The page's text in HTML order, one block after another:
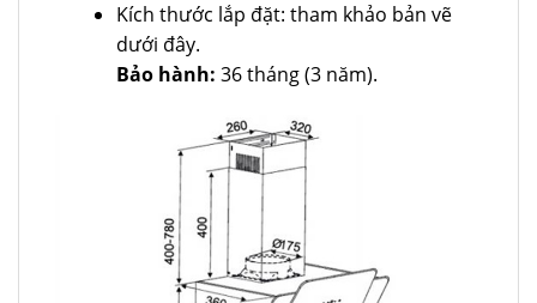
Kích thước lắp đặt: tham khảo bản vẽ
dưới đây.
Bảo hành: 36 tháng (3 năm).